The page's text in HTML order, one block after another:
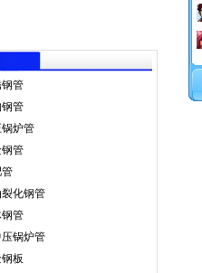
管
管
炉管
管
化钢管
管
锅炉管
板